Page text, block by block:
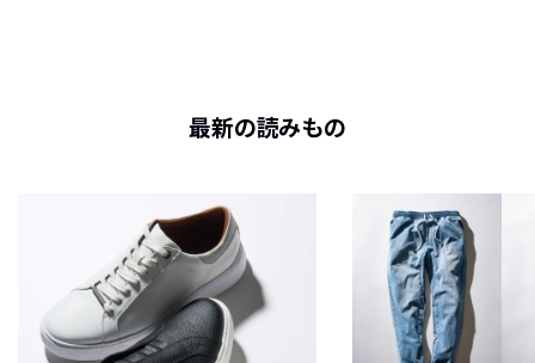
最新の読みもの